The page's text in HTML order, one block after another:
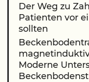
Der Weg zu
Patienten vor
sollten
Moderne